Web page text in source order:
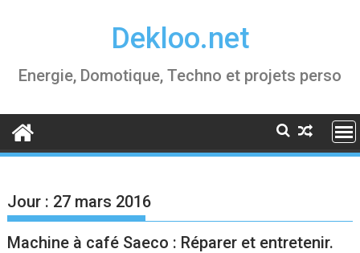
Dekloo.net
Energie, Domotique, Techno et projets perso
Jour : 27 mars 2016
Machine à café Saeco : Réparer et entretenir.